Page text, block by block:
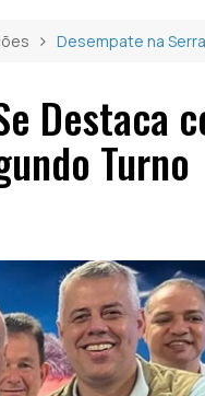
Desempate na
Destaca
Turno